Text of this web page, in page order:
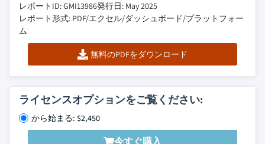
レポートID: GMI13986発行日: May 2025
レポート形式: PDF/エクセル/ダッシュボード/プラットフォー
ム
無料のPDFをダウンロード
ライセンスオプションをご覧ください:
から始まる: $2,450
今すぐ購入